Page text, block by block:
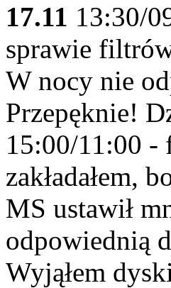
17.11 13:30/
sprawie
W nocy nie
Przepęknie!
15:00/11:00 -
zakładałem,
MS ustawił
odpowiednią
Wyjąłem